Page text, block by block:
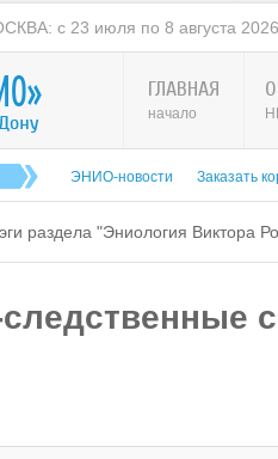
на-ДОНУ: с 14 по 20 августа
ГЛАВНАЯ
начало
ЭНИО-новости Заказать
раздела "Эниология Виктора